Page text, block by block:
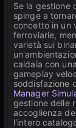
Se la gestione
spinge a
concetto in un
ferroviarie,
varietà sui
caldaia con
gameplay
soddisfazione
Manager
gestione delle
accoglienza
l'intero